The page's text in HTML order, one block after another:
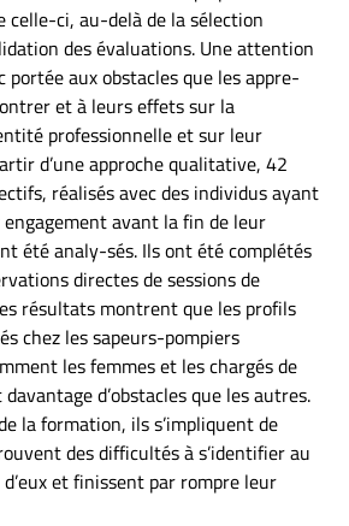
celle-ci, au-delà de la sélection
des évaluations. Une attention
aux obstacles que les appre-
et à leurs effets sur la
professionnelle et sur leur
d’une approche qualitative, 42
réalisés avec des individus ayant
avant la fin de leur
été analy-sés. Ils ont été complétés
directes de sessions de
résultats montrent que les profils
chez les sapeurs-pompiers
les femmes et les chargés de
d’obstacles que les autres.
la formation, ils s’impliquent de
des difficultés à s’identifier au
et finissent par rompre leur